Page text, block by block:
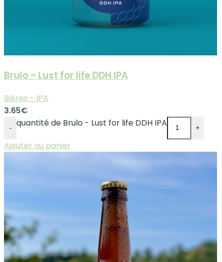
Brulo – Lust for life DDH IPA
Bières - IPA
3.65€
- quantité de Brulo - Lust for life DDH IPA +
Ajouter au panier